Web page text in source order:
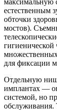
естественным
обточки
мостов).
множественных
для фиксации
Отдельную
имплантах —
системой, но
обслуживания.